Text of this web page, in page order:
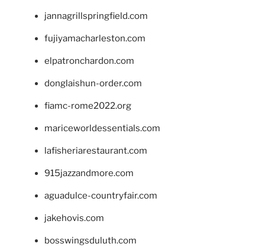
jannagrillspringfield.com
fujiyamacharleston.com
elpatronchardon.com
donglaishun-order.com
fiamc-rome2022.org
mariceworldessentials.com
lafisheriarestaurant.com
915jazzandmore.com
aguadulce-countryfair.com
jakehovis.com
bosswingsduluth.com